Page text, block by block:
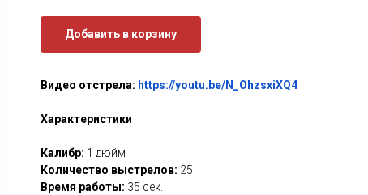
Добавить в корзину
Видео отстрела: https://youtu.be/N_OhzsxiXQ4
Характеристики
Калибр: 1 дюйм
Количество выстрелов: 25
Время работы: 35 сек.